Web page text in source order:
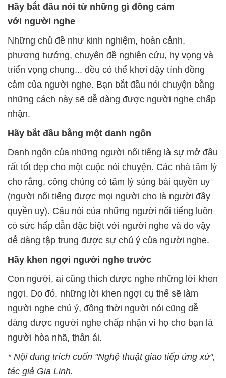
Hãy bắt đầu nói từ những gì đồng cảm
với người nghe
Những chủ đề như kinh nghiệm, hoàn cảnh,
phương hướng, chuyên đề nghiên cứu, hy vọng và
triển vọng chung... đều có thể khơi dậy tính đồng
cảm của người nghe. Bạn bắt đầu nói chuyện bằng
những cách này sẽ dễ dàng được người nghe chấp
nhận.
Hãy bắt đầu bằng một danh ngôn
Danh ngôn của những người nổi tiếng là sự mở đầu
rất tốt đẹp cho một cuộc nói chuyện. Các nhà tâm lý
cho rằng, công chúng có tâm lý sùng bái quyền uy
(người nổi tiếng được mọi người cho là người đầy
quyền uy). Câu nói của những người nổi tiếng luôn
có sức hấp dẫn đặc biệt với người nghe và do vậy
dễ dàng tập trung được sự chú ý của người nghe.
Hãy khen ngợi người nghe trước
Con người, ai cũng thích được nghe những lời khen
ngợi. Do đó, những lời khen ngợi cụ thể sẽ làm
người nghe chú ý, đồng thời người nói cũng dễ
dàng được người nghe chấp nhận vì họ cho bạn là
người hòa nhã, thân ái.
* Nội dung trích cuốn "Nghệ thuật giao tiếp ứng xử",
tác giả Gia Linh.